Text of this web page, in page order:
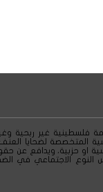
فلسطينية غير ربحية
المتخصصة لضحايا
او حزبية، ويدافع عن
الاجتماعي في